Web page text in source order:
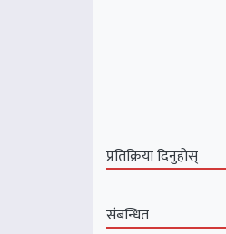
प्रतिक्रिया दिनुहोस्
संबन्धित